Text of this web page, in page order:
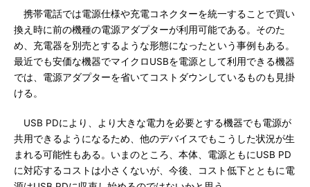
携帯電話では電源仕様や充電コネクターを統一することで買い
換え時に前の機種の電源アダプターが利用可能である。そのた
め、充電器を別売とするような形態になったという事例もある。
最近でも安価な機器でマイクロUSBを電源として利用できる機器
では、電源アダプターを省いてコストダウンしているものも見掛
ける。
USB PDにより、より大きな電力を必要とする機器でも電源が
共用できるようになるため、他のデバイスでもこうした状況が生
まれる可能性もある。いまのところ、本体、電源ともにUSB PD
に対応するコストは小さくないが、今後、コスト低下とともに電